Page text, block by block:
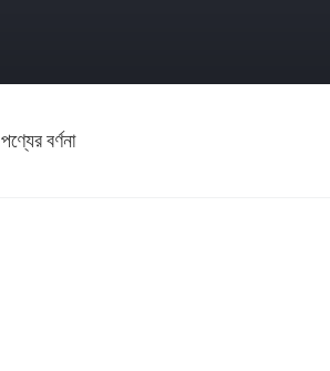
পণ্যের বর্ণনা